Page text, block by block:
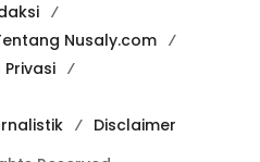
Nusaly.com
Disclaimer